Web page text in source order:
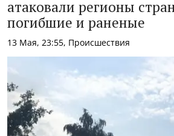
атаковали регионы
погибшие и раненые
13 Мая, 23:55, Происшествия